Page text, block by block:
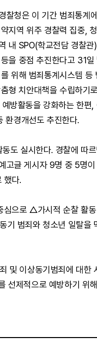
찰청은 이 기간 범죄통계
지역 위주 경찰력 집중,
내 SPO(학교전담 경찰관
을 중점 추진한다고 31일
위해 범죄통계시스템 등
형 치안대책을 수립하기
활동을 강화하는 한편,
환경개선도 추진한다.
도 실시한다. 경찰에 따
고글 게시자 9명 중 5명이
했다.
심으로 △가시적 순찰 활
범죄와 청소년 일탈을
및 이상동기범죄에 대한
선제적으로 예방하기 위